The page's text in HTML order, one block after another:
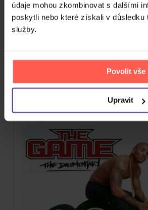
údaje mohou zkombinovat s dalšími
poskytli nebo které získali v důsledku
služby.
Povolit vše
Upravit
Chuckii Booker
VÍCE OD THE
Do nálady se vám možná trefí i
Mrkněte na ně.